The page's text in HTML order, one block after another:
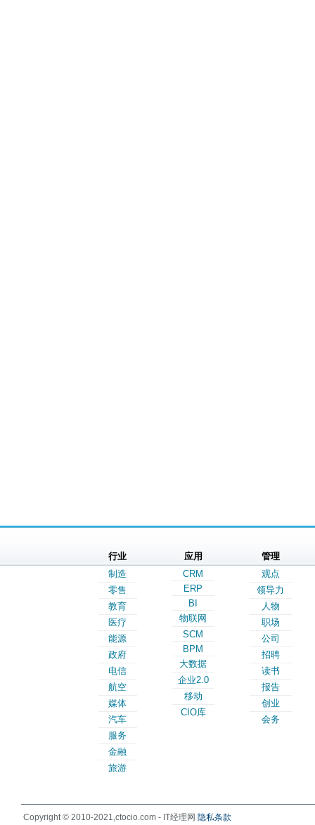
行业
制造
零售
教育
医疗
能源
政府
电信
航空
媒体
汽车
服务
金融
旅游
应用
CRM
ERP
BI
物联网
SCM
BPM
大数据
企业2.0
移动
CIO库
管理
观点
领导力
人物
职场
公司
招聘
读书
报告
创业
会务
Copyright © 2010-2021,ctocio.com - IT经理网 隐私条款